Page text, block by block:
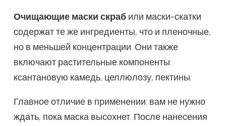
Очищающие маски скраб или маски-скатки
содержат те же ингредиенты, что и пленочные,
но в меньшей концентрации. Они также
включают растительные компоненты:
ксантановую камедь, целлюлозу, пектины.
Главное отличие в применении: вам не нужно
ждать, пока маска высохнет. После нанесения